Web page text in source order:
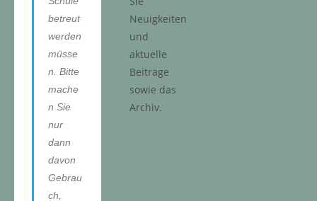
Neuigkeiten
und
aktuelle
Beiträge
sowie das
Archiv.
betreut
werden
müsse
n. Bitte
mache
n Sie
nur
dann
davon
Gebrau
ch,